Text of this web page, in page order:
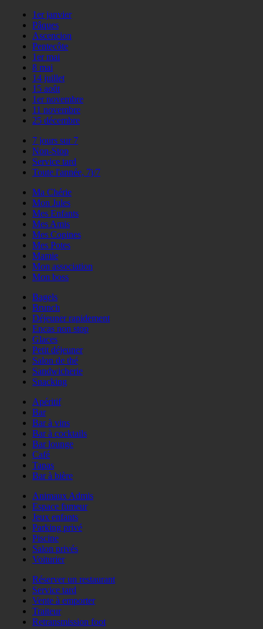
1er janvier
Pâques
Ascencion
Pentecôte
1er mai
8 mai
14 juillet
15 août
1er novembre
11 novembre
25 décembre
7 jours sur 7
Non-Stop
Service tard
Toute l'année, 7j/7
Ma Chérie
Mon Jules
Mes Enfants
Mes Amis
Mes Copines
Mes Potes
Mamie
Mon association
Mon boss
Bagels
Brunch
Déjeuner rapidement
Encas non stop
Glaces
Petit déjeuner
Salon de thé
Sandwicherie
Snacking
Apéritif
Bar
Bar à vins
Bar à cocktails
Bar lounge
Café
Tapas
Bar à bière
Animaux Admis
Espace fumeur
Jeux enfants
Parking privé
Piscine
Salon privés
Voiturier
Réserver un restaurant
Service tard
Vente à emporter
Traiteur
Retransmission foot